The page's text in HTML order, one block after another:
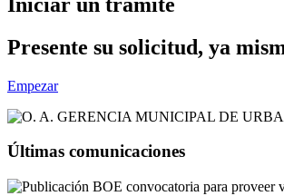
Presente su solicitud, ya
Empezar
Últimas comunicaciones